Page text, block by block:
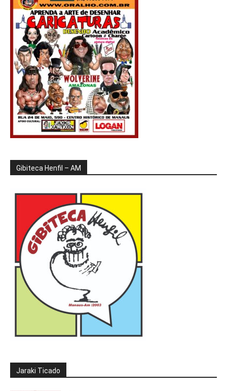
Gibiteca Henfil – AM
Jaraki Ticado